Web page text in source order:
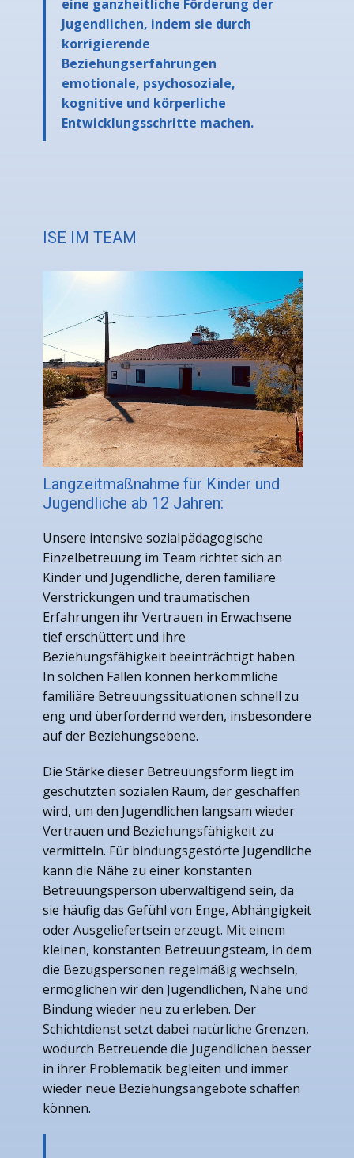
eine ganzheitliche Förderung der
Jugendlichen, indem sie durch
korrigierende
Beziehungserfahrungen
emotionale, psychosoziale,
kognitive und körperliche
Entwicklungsschritte machen.
ISE IM TEAM
Langzeitmaßnahme für Kinder und
Jugendliche ab 12 Jahren:
Unsere intensive sozialpädagogische
Einzelbetreuung im Team richtet sich an
Kinder und Jugendliche, deren familiäre
Verstrickungen und traumatischen
Erfahrungen ihr Vertrauen in Erwachsene
tief erschüttert und ihre
Beziehungsfähigkeit beeinträchtigt haben.
In solchen Fällen können herkömmliche
familiäre Betreuungssituationen schnell zu
eng und überfordernd werden, insbesondere
auf der Beziehungsebene.
Die Stärke dieser Betreuungsform liegt im
geschützten sozialen Raum, der geschaffen
wird, um den Jugendlichen langsam wieder
Vertrauen und Beziehungsfähigkeit zu
vermitteln. Für bindungsgestörte Jugendliche
kann die Nähe zu einer konstanten
Betreuungsperson überwältigend sein, da
sie häufig das Gefühl von Enge, Abhängigkeit
oder Ausgeliefertsein erzeugt. Mit einem
kleinen, konstanten Betreuungsteam, in dem
die Bezugspersonen regelmäßig wechseln,
ermöglichen wir den Jugendlichen, Nähe und
Bindung wieder neu zu erleben. Der
Schichtdienst setzt dabei natürliche Grenzen,
wodurch Betreuende die Jugendlichen besser
in ihrer Problematik begleiten und immer
wieder neue Beziehungsangebote schaffen
können.